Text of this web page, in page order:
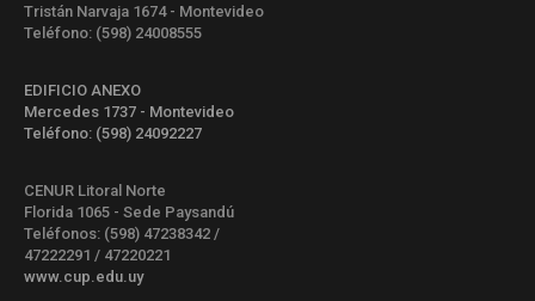
Tristán Narvaja 1674 - Montevideo
Teléfono: (598) 24008555
EDIFICIO ANEXO
Mercedes 1737 - Montevideo
Teléfono: (598) 24092227
CENUR Litoral Norte
Florida 1065 - Sede Paysandú
Teléfonos: (598) 47238342 /
47222291 / 47220221
www.cup.edu.uy